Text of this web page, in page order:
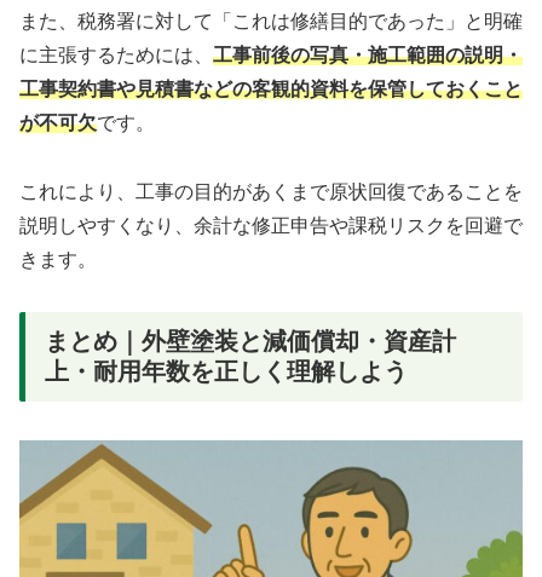
また、税務署に対して「これは修繕目的であった」と明確
に主張するためには、 工事前後の写真・施工範囲の説明・
工事契約書や見積書などの客観的資料を保管しておくこと
が不可欠です。
これにより、工事の目的があくまで原状回復であることを
説明しやすくなり、余計な修正申告や課税リスクを回避で
きます。
まとめ｜外壁塗装と減価償却・資産計
上・耐用年数を正しく理解しよう